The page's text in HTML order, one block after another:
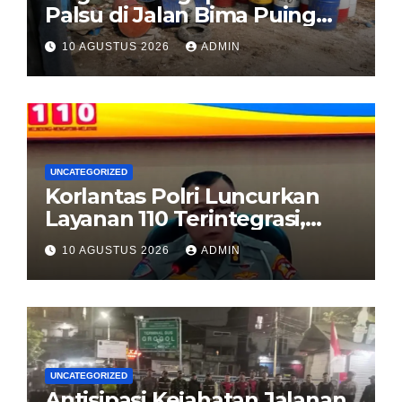
Palsu di Jalan Bima Puing
Rawa Buaya, Polisi diminta
turun tangan
10 AGUSTUS 2026 ADMIN
UNCATEGORIZED
Korlantas Polri Luncurkan
Layanan 110 Terintegrasi,
Percepat Respons Polisi di
Jalan Tol
10 AGUSTUS 2026 ADMIN
UNCATEGORIZED